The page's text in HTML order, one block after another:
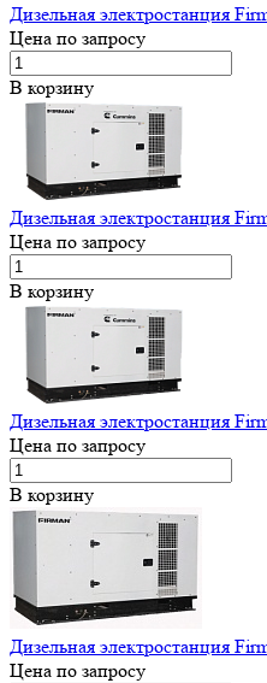
Дизельная электростанция
Цена по запросу
В корзину
Дизельная электростанция
Цена по запросу
В корзину
Дизельная электростанция
Цена по запросу
В корзину
Дизельная электростанция
Цена по запросу